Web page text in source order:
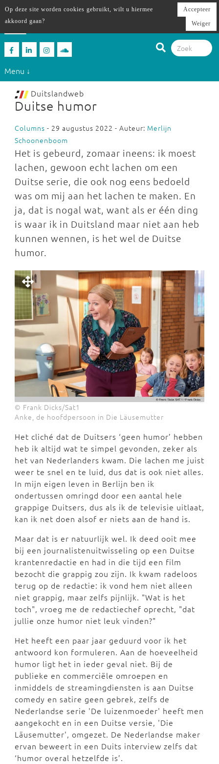
Menu ↓
Duitslandweb
Duitse humor
Columns - 29 augustus 2022 - Auteur: Merlijn
Schoonenboom
Het is gebeurd, zomaar ineens: ik moest
lachen, gewoon echt lachen om een
Duitse serie, die ook nog eens bedoeld
was om mij aan het lachen te maken. En
ja, dat is nogal wat, want als er één ding
is waar ik in Duitsland maar niet aan heb
kunnen wennen, is het wel de Duitse
humor.
© Frank Dicks/Sat1
Anke, de hoofdpersoon in Die Läusemutter
Het cliché dat de Duitsers ‘geen humor’ hebben
heb ik altijd wat te simpel gevonden, zeker als
het van Nederlanders kwam. Die lachen me juist
weer te snel en te luid, dus dat is ook niet alles.
In mijn eigen leven in Berlijn ben ik
ondertussen omringd door een aantal hele
grappige Duitsers, dus als ik de televisie uitlaat,
kan ik net doen alsof er niets aan de hand is.
Maar dat is er natuurlijk wel. Ik deed ooit mee
bij een journalistenuitwisseling op een Duitse
krantenredactie en had in die tijd een film
bezocht die grappig zou zijn. Ik kwam radeloos
terug op de redactie: ik vond hem niet alleen
niet grappig, maar zelfs pijnlijk. "Wat is het
toch", vroeg me de redactiechef oprecht, "dat
jullie onze humor niet leuk vinden?"
Het heeft een paar jaar geduurd voor ik het
antwoord kon formuleren. Aan de hoeveelheid
humor ligt het in ieder geval niet. Bij de
publieke en commerciële omroepen en
inmiddels de streamingdiensten is aan Duitse
comedy en satire geen gebrek, zelfs de
Nederlandse serie 'De luizenmoeder' heeft men
aangekocht en in een Duitse versie, 'Die
Läusemutter', omgezet. De Nederlandse maker
ervan beweert in een Duits interview zelfs dat
‘humor overal hetzelfde is’.
Op deze site worden cookies gebruikt, wilt u hiermee
akkoord gaan?
Accepteer
Weiger